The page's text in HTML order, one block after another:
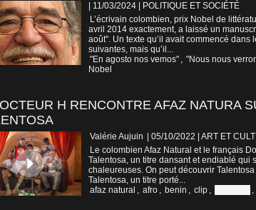
| 11/03/2024
POLITIQUE ET SOCIÉTÉ
L’écrivain colombien, prix Nobel de
avril 2014 exactement, a laissé un
août". Un texte qu’il avait commencé
suivantes, mais qu’il...
"En agosto nos vemos" , "Nous nous
Nobel
H RENCONTRE AFAZ NATURA
Valérie Aujuin | 05/10/2022
ART ET
Le colombien Afaz Natural et le français
Talentosa, un titre dansant et endiablé qui
chaleureuses. On peut découvrir
Talentosa, un titre porté...
afaz natural , afro , benin , clip , ,